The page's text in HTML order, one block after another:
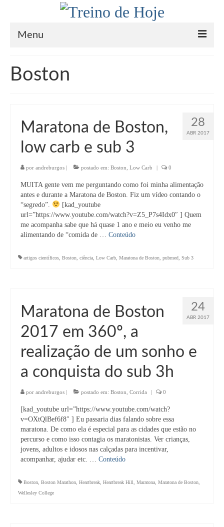
Menu
Sobre
Saúde
Receitas Paleo / Low Carb
Inspiração
Na Mídia
Contato
Boston
28
ABR 2017
Maratona de Boston,
low carb e sub 3
por andreburgos | postado em: Boston Low Carb | 0
MUITA gente vem me perguntando como foi minha alimentação
antes e durante a Maratona de Boston. Fiz um vídeo contando o
“segredo”.
[kad_youtube
url=”https://www.youtube.com/watch?v=Z5_P7s4Idx0″ ] Quem
me acompanha sabe que há quase 1 ano e meio eu venho me
alimentando de “comida de … Conteúdo
artigos científicos Boston ciência Low Carb Maratona de Boston pubmed Sub 3
24
ABR 2017
Maratona de Boston
2017 em 360º, a
realização de um sonho e
a conquista do sub 3h
por andreburgos | postado em: Boston Corrida | 0
[kad_youtube url=”https://www.youtube.com/watch?
v=OXtQlBef6f8″ ] Eu passaria dias falando sobre essa
maratona. De como ela é especial para as cidades que estão no
percurso e como isso contagia os maratonistas. Ver crianças,
jovens, adultos e idosos nas calçadas para incentivar,
acompanhar, ajudar etc. … Conteúdo
Boston Boston Marathon Heartbreak Heartbreak Hill Maratona Maratona de Boston
Wellesley College